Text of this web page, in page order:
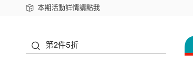
本期活動詳情請點我
下載app最高回饋$350
第2件5折